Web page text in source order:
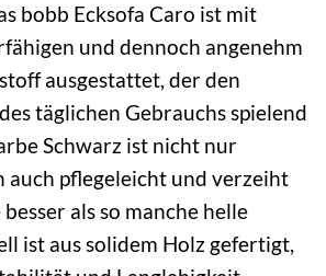
bobb Ecksofa Caro ist mit
und dennoch angenehm
ausgestattet, der den
täglichen Gebrauchs spielend
Schwarz ist nicht nur
auch pflegeleicht und verzeiht
als so manche helle
ist aus solidem Holz gefertigt,